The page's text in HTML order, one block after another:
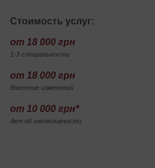
Стоимость услуг:
от 18 000 грн
1-3 специальности
от 18 000 грн
Внесение изменений
от 10 000 грн*
Акт об инклюзивности